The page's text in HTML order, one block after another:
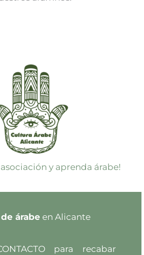
asociación y aprenda árabe!
árabe en Alicante
para recabar